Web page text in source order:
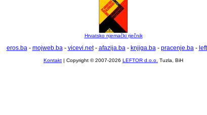
Hrvatsko njemački rječnik
eros.ba- mojweb.ba- vicevi.net- afazija.ba- knjiga.ba- pracenje.ba-
Kontakt | Copyright © 2007-2026 LEFTOR d.o.o. Tuzla, BiH